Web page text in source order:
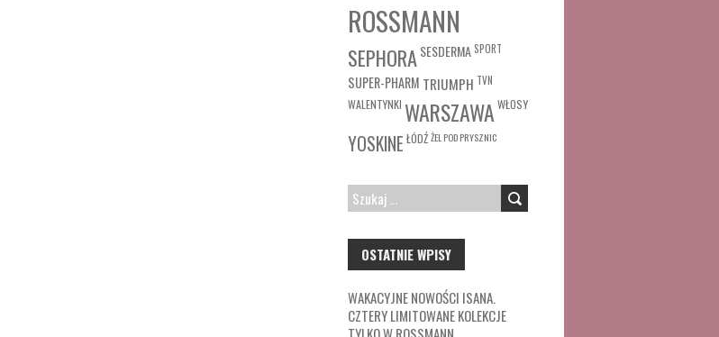
ROSSMANN
SEPHORASESDERMA SPORT
SUPER-PHARM TRIUMPH TVN
WALENTYNKI WARSZAWA WŁOSY
YOSKINE ŁÓDŹŻEL POD PRYSZNIC
SZUKAJ:
OSTATNIE WPISY
WAKACYJNE NOWOŚCI ISANA.
CZTERY LIMITOWANE KOLEKCJE